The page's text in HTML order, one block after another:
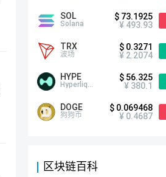
SOL
Solana
$ 73.1925
¥ 493.93
TRX
波场
$ 0.3271
¥ 2.2074
HYPE
Hyperliquid
$ 56.325
¥ 380.1
DOGE
狗狗币
$ 0.069468
¥ 0.4687
区块链百科